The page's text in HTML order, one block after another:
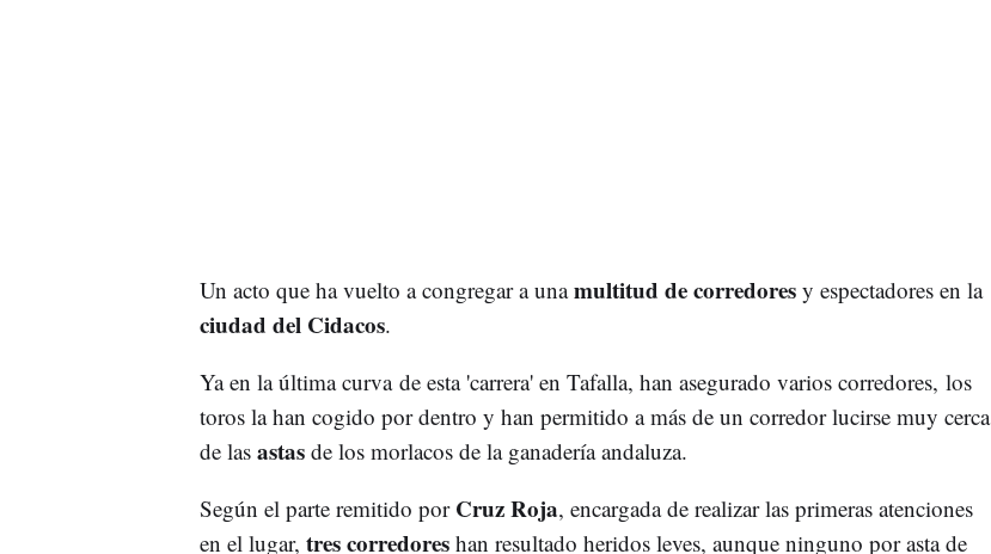
Un acto que ha vuelto a congregar a unamultitud de corredoresy espectadores en la
ciudad del Cidacos.
Ya en la última curva de esta 'carrera' en Tafalla, han asegurado varios corredores, los
toros la han cogido por dentro y han permitido a más de un corredor lucirse muy cerca
de las astasde los morlacos de la ganadería andaluza.
Según el parte remitido por Cruz Roja, encargada de realizar las primeras atenciones
en el lugar, tres corredoreshan resultado heridos leves, aunque ninguno por asta de